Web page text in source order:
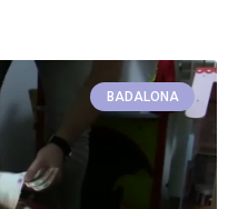
BADALONA